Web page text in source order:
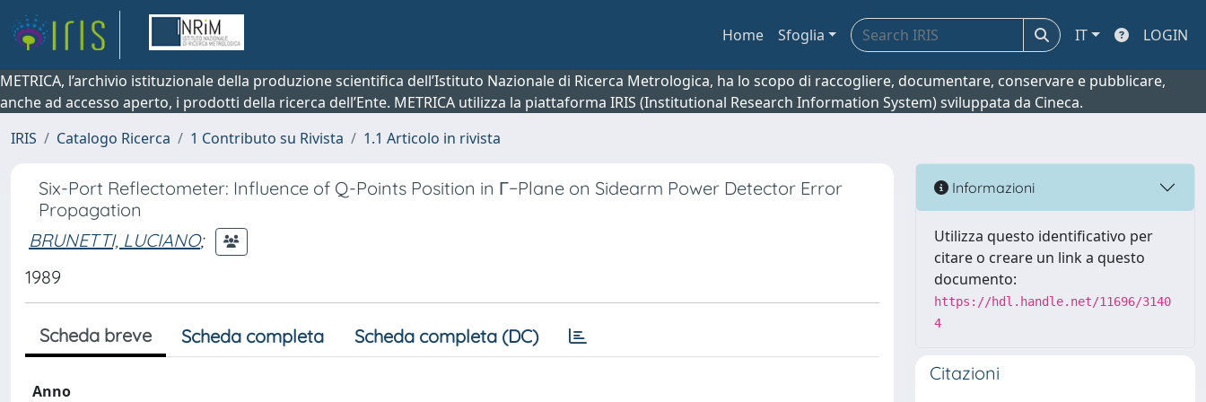
Home Sfoglia IT LOGIN
METRICA, l’archivio istituzionale della produzione scientifica dell’Istituto Nazionale di Ricerca Metrologica, ha lo scopo di raccogliere, documentare, conservare e pubblicare,
anche ad accesso aperto, i prodotti della ricerca dell’Ente. METRICA utilizza la piattaforma IRIS (Institutional Research Information System) sviluppata da Cineca.
IRIS
Catalogo Ricerca 1 Contributo su Rivista 1.1 Articolo in rivista
Six-Port Reflectometer: Influence of Q-Points Position in Γ−Plane on Sidearm Power Detector Error
Propagation
BRUNETTI, LUCIANO;
1989
Scheda breve Scheda completa Scheda completa (DC)
Anno
Informazioni
Utilizza questo identificativo per
citare o creare un link a questo
documento:
https://hdl.handle.net/11696/3140
4
Citazioni